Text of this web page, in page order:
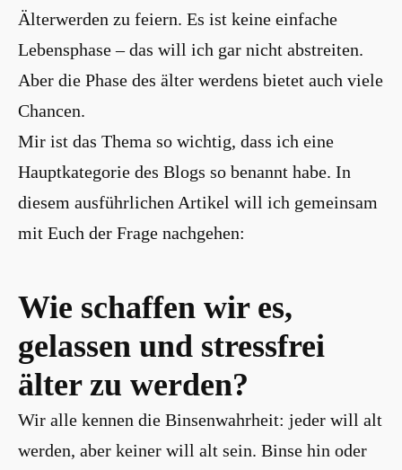
Älterwerden zu feiern. Es ist keine einfache
Lebensphase – das will ich gar nicht abstreiten.
Aber die Phase des älter werdens bietet auch viele
Chancen.
Mir ist das Thema so wichtig, dass ich eine
Hauptkategorie des Blogs so benannt habe. In
diesem ausführlichen Artikel will ich gemeinsam
mit Euch der Frage nachgehen:
Wie schaffen wir es,
gelassen und stressfrei
älter zu werden?
Wir alle kennen die Binsenwahrheit: jeder will alt
werden, aber keiner will alt sein. Binse hin oder